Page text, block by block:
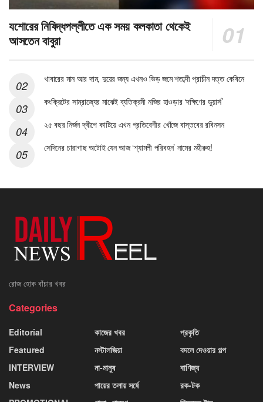
যশোরের নিষিদ্ধপল্লীতে এক সময় কলকাতা থেকেই
আসতেন বাবুরা
খাবারের মান আর দাম, দুয়ের জন্য এখনও ভিড় জমে শতাব্দী প্রাচীন দত্ত কেবিনে
কংক্রিটের সাম্রাজ্যের মাঝেই ব্যতিক্রমী নজির হাওড়ার ‘দক্ষিণের ডুয়ার্স’
২৫ বছর নির্জন দ্বীপে কাটিয়ে এখন প্রতিবেশীর খোঁজে বাস্তবের রবিনসন
সেদিনের চারাগাছ অটোই যেন আজ ‘শ্যামলী পরিবহন’ নামের মহীরুহ!
রোজ হোক বাঁচার খবর
Categories
Editorial
Featured
INTERVIEW
News
কাজের খবর
নস্টালজিয়া
না-মানুষ
পায়ের তলায় সর্ষে
প্রকৃতি
বদলে দেওয়ার গল্প
বাণিজ্য
রক-টক